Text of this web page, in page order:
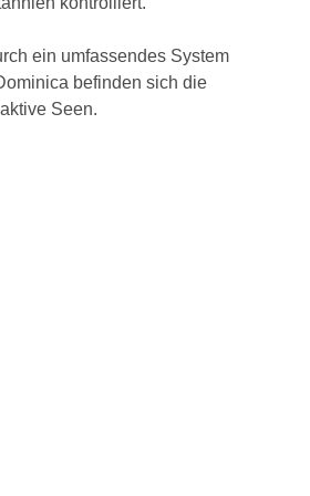
ein umfassendes System
befinden sich die
Seen.